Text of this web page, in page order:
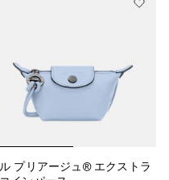
ル プリアージュ® エクストラ